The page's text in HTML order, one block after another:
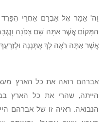
וַה' אָמַר אֶל אַבְרָם אַחֲרֵי הִפָּרֶד
הַמָּקוֹם אֲשֶׁר אַתָּה שָׁם צָפֹנָה
אֲשֶׁר אַתָּה רֹאֶה לְךָ אֶתְּנֶנָּה וּלְזַרְעֲךָ
אברהם רואה את כל הארץ.
הייתה, שהרי את כל הארץ
הנבואה. ראיה זו של אברהם